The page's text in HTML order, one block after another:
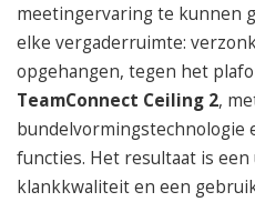
meetingervaring te kunnen
elke vergaderruimte:
opgehangen, tegen het
TeamConnect Ceiling 2,
bundelvormingstechnologie
functies. Het resultaat is
klankkwaliteit en een